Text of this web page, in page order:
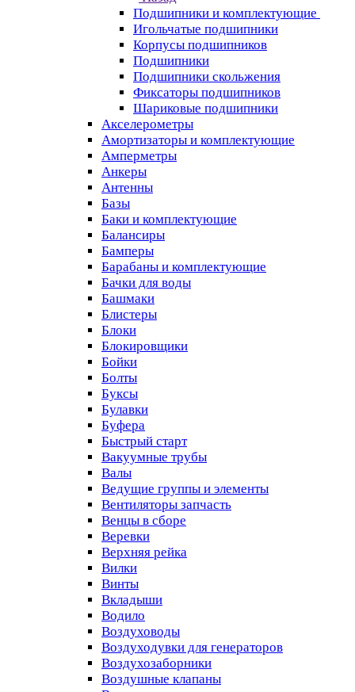
Подшипники и комплектующие
Игольчатые подшипники
Корпусы подшипников
Подшипники
Подшипники скольжения
Фиксаторы подшипников
Шариковые подшипники
Акселерометры
Амортизаторы и комплектующие
Амперметры
Анкеры
Антенны
Базы
Баки и комплектующие
Балансиры
Бамперы
Барабаны и комплектующие
Бачки для воды
Башмаки
Блистеры
Блоки
Блокировщики
Бойки
Болты
Буксы
Булавки
Буфера
Быстрый старт
Вакуумные трубы
Валы
Ведущие группы и элементы
Вентиляторы запчасть
Венцы в сборе
Веревки
Верхняя рейка
Вилки
Винты
Вкладыши
Водило
Воздуховоды
Воздуходувки для генераторов
Воздухозаборники
Воздушные клапаны